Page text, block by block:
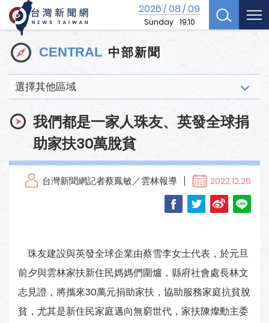
2026/08/09
Sunday 19:10
CENTRAL 中部新聞
選擇其他區域
我們都是一家人珠友、英發全球捐
助家扶30萬脫貧
台灣新聞網記者蔡鳳敏／雲林報導 2022.12.26
珠友建設與英發全球企業由蔡雪李女士代表，於元旦
前夕與雲林家扶新住民媽媽們圍爐，縣府社會處長林文
志見證，將攜來30萬元捐助家扶，協助服務家庭抗貧脫
貧，尤其是新住民家庭邁向無窮世代，家扶陳燦勳主委